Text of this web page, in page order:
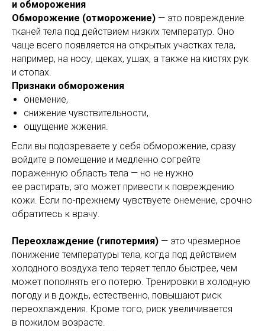
и обморожения
Обморожение (отморожение) — это повреждение
тканей тела под действием низких температур. Оно
чаще всего появляется на открытых участках тела,
например, на носу, щеках, ушах, а также на кистях рук
и стопах.
Признаки обморожения
онемение,
снижение чувствительности,
ощущение жжения.
Если вы подозреваете у себя обморожение, сразу
войдите в помещение и медленно согрейте
пораженную область тела — но не нужно
ее растирать, это может привести к повреждению
кожи. Если по-прежнему чувствуете онемение, срочно
обратитесь к врачу.
Переохлаждение (гипотермия) — это чрезмерное
понижение температуры тела, когда под действием
холодного воздуха тело теряет тепло быстрее, чем
может пополнять его потерю. Тренировки в холодную
погоду и в дождь, естественно, повышают риск
переохлаждения. Кроме того, риск увеличивается
в пожилом возрасте.